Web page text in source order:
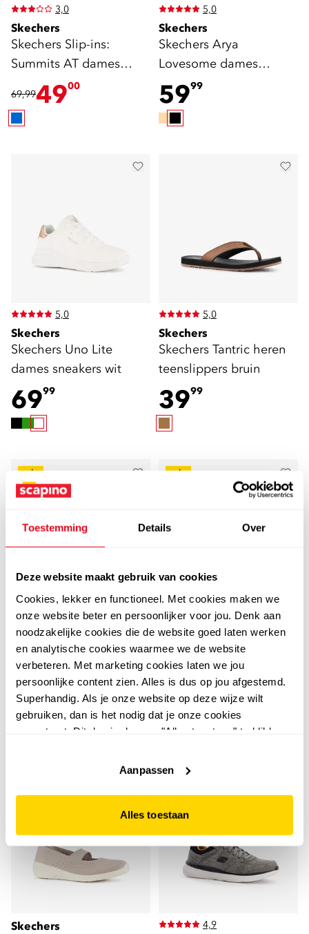
Toestemming Details Over
Deze website maakt gebruik van cookies
Cookies, lekker en functioneel. Met cookies maken we
onze website beter en persoonlijker voor jou. Denk aan
noodzakelijke cookies die de website goed laten werken
en analytische cookies waarmee we de website
verbeteren. Met marketing cookies laten we jou
persoonlijke content zien. Alles is dus op jou afgestemd.
Superhandig. Als je onze website op deze wijze wilt
gebruiken, dan is het nodig dat je onze cookies
accepteert. Dit doe je door op "Alles toestaan" te klikken.
website niet optimaal functioneert.
Aanpassen
Alles toestaan
3,0
Skechers
Skechers Slip-ins:
Summits AT dames
wandelsneakers beige
69,994900
5,0
Skechers
Skechers Arya
Lovesome dames
ballerina zwart
5999
5,0
Skechers
Skechers Uno Lite
dames sneakers wit
6999
5,0
Skechers
Skechers Tantric heren
teenslippers bruin
3999
sale
Skechers
Skechers Girls Uno Lite
meisjes sneakers paars
49,991500
sale
5,0
Skechers
Skechers Summits heren
wandelschoenen cat. A
69,994900
Skechers
sale
4,9